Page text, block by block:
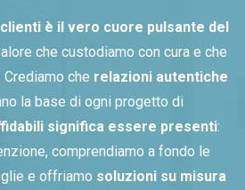
è il vero cuore pulsante del
che custodiamo con cura e che
Crediamo che relazioni autentiche
la base di ogni progetto di
significa essere presenti:
comprendiamo a fondo le
e offriamo soluzioni su misura